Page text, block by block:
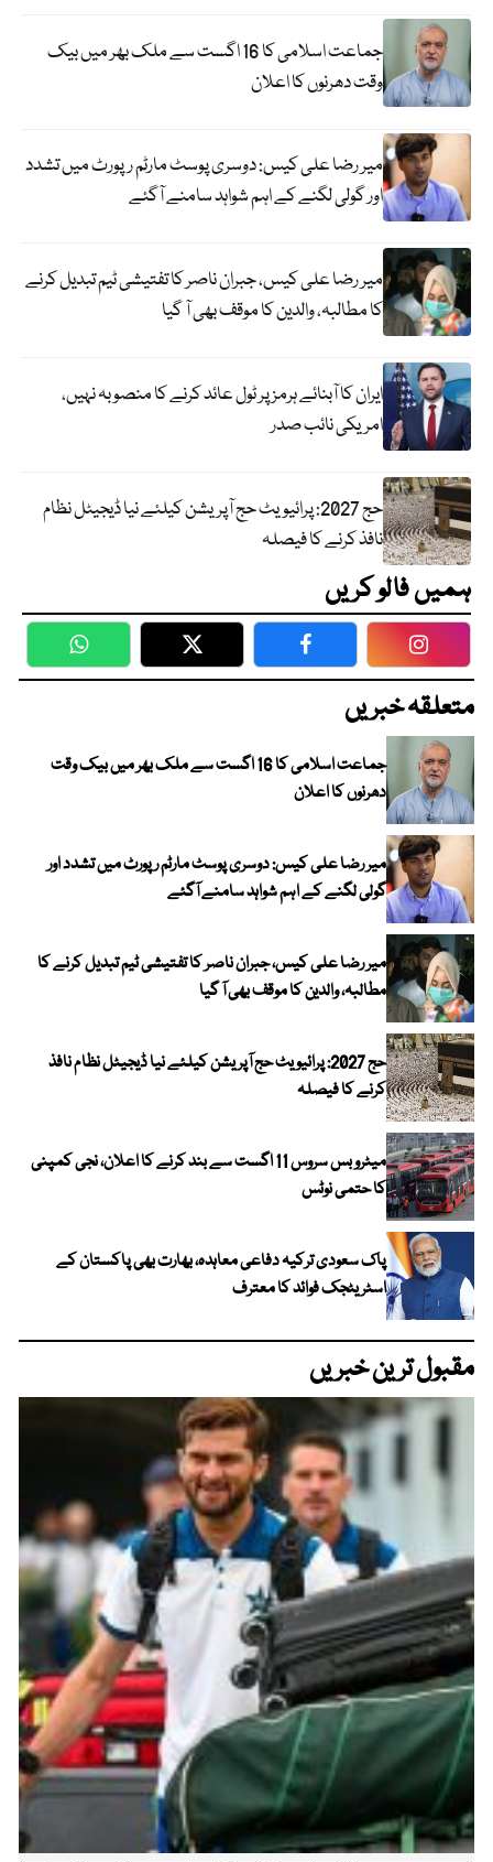
جماعت اسلامی کا 16 اگست سے ملک بھر میں بیک
وقت دھرنوں کا اعلان
میر رضا علی کیس: دوسری پوسٹ مارٹم رپورٹ میں تشدد
اور گولی لگنے کے اہم شواہد سامنے آگئے
میر رضا علی کیس، جبران ناصر کا تفتیشی ٹیم تبدیل کرنے
کا مطالبہ، والدین کا موقف بھی آ گیا
ایران کا آبنائے ہرمز پر ٹول عائد کرنے کا منصوبہ نہیں،
امریکی نائب صدر
حج 2027: پرائیویٹ حج آپریشن کیلئے نیا ڈیجیٹل نظام
نافذ کرنے کا فیصلہ
ہمیں فالو کریں
WhatsApp Twitter Facebook
متعلقہ خبریں
جماعت اسلامی کا 16 اگست سے ملک بھر میں بیک وقت
دھرنوں کا اعلان
میر رضا علی کیس: دوسری پوسٹ مارٹم رپورٹ میں تشدد اور
گولی لگنے کے اہم شواہد سامنے آگئے
میر رضا علی کیس، جبران ناصر کا تفتیشی ٹیم تبدیل کرنے کا
مطالبہ، والدین کا موقف بھی آ گیا
حج 2027: پرائیویٹ حج آپریشن کیلئے نیا ڈیجیٹل نظام نافذ
کرنے کا فیصلہ
میٹرو بس سروس 11 اگست سے بند کرنے کا اعلان، نجی کمپنی
کا حتمی نوٹس
پاک سعودی ترکیہ دفاعی معاہدہ، بھارت بھی پاکستان کے
اسٹریٹجک فوائد کا معترف
مقبول ترین خبریں